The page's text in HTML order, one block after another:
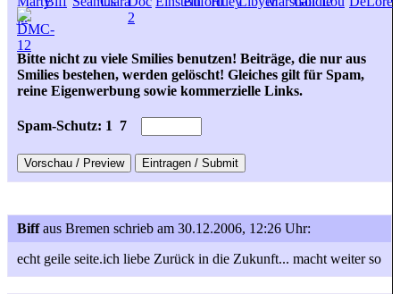
Bitte nicht zu viele Smilies benutzen! Beiträge, die nur aus
Smilies bestehen, werden gelöscht! Gleiches gilt für Spam,
reine Eigenwerbung sowie kommerzielle Links.
Spam-Schutz: 1 7
Biffaus Bremen schrieb am 30.12.2006, 12:26 Uhr:
echt geile seite.ich liebe Zurück in die Zukunft... macht weiter so